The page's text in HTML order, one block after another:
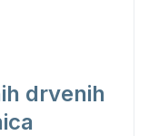
drvenih